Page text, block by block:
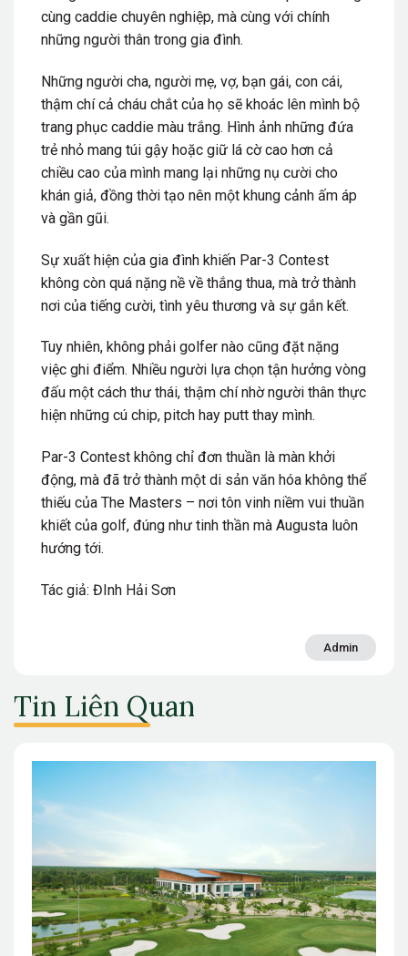
cùng caddie chuyên nghiệp, mà cùng với chính
những người thân trong gia đình.
Những người cha, người mẹ, vợ, bạn gái, con cái,
thậm chí cả cháu chắt của họ sẽ khoác lên mình bộ
trang phục caddie màu trắng. Hình ảnh những đứa
trẻ nhỏ mang túi gậy hoặc giữ lá cờ cao hơn cả
chiều cao của mình mang lại những nụ cười cho
khán giả, đồng thời tạo nên một khung cảnh ấm áp
và gần gũi.
Sự xuất hiện của gia đình khiến Par-3 Contest
không còn quá nặng nề về thắng thua, mà trở thành
nơi của tiếng cười, tình yêu thương và sự gắn kết.
Tuy nhiên, không phải golfer nào cũng đặt nặng
việc ghi điểm. Nhiều người lựa chọn tận hưởng vòng
đấu một cách thư thái, thậm chí nhờ người thân thực
hiện những cú chip, pitch hay putt thay mình.
Par-3 Contest không chỉ đơn thuần là màn khởi
động, mà đã trở thành một di sản văn hóa không thể
thiếu của The Masters – nơi tôn vinh niềm vui thuần
khiết của golf, đúng như tinh thần mà Augusta luôn
hướng tới.
Tác giả: ĐInh Hải Sơn
Admin
Tin Liên Quan